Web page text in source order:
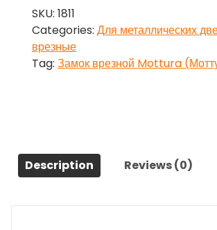
(Моттура)
двухсистемный
54.597-
D
SKU: 1811
Categories: Для металлических
врезные
Tag: Замок врезной Mottura
Description Reviews (0)